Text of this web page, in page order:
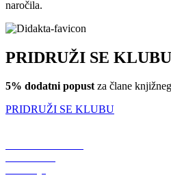
naročila.
PRIDRUŽI SE
5% dodatni popustza člane
PRIDRUŽI SE KLUBU